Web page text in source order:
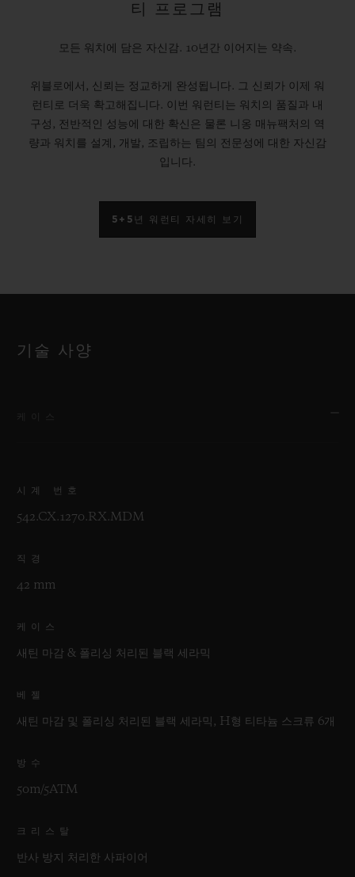
티 프로그램
모든 워치에 담은 자신감. 10년간 이어지는 약속.
위블로에서, 신뢰는 정교하게 완성됩니다. 그 신뢰가 이제 워
런티로 더욱 확고해집니다. 이번 워런티는 워치의 품질과 내
구성, 전반적인 성능에 대한 확신은 물론 니옹 매뉴팩처의 역
량과 워치를 설계, 개발, 조립하는 팀의 전문성에 대한 자신감
입니다.
5+5년 워런티 자세히 보기
기술 사양
시계 번호
542.CX.1270.RX.MDM
직경
42 mm
케이스
새틴 마감 & 폴리싱 처리된 블랙 세라믹
베젤
새틴 마감 및 폴리싱 처리된 블랙 세라믹, H형 티타늄 스크류 6개
방수
50m/5ATM
크리스탈
반사 방지 처리한 사파이어